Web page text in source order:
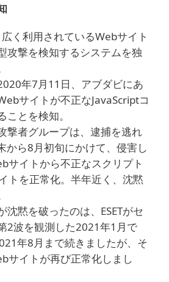
く利用されているWebサイト
攻撃を検知するシステムを独
年7月11日、アブダビにあ
サイトが不正なJavaScriptコ
とを検知。
撃者グループは、逮捕を逃れ
から8月初旬にかけて、侵害し
サイトから不正なスクリプト
トを正常化。半年近く、沈黙
沈黙を破ったのは、ESETがセ
2波を観測した2021年1月で
年8月まで続きましたが、そ
サイトが再び正常化しまし